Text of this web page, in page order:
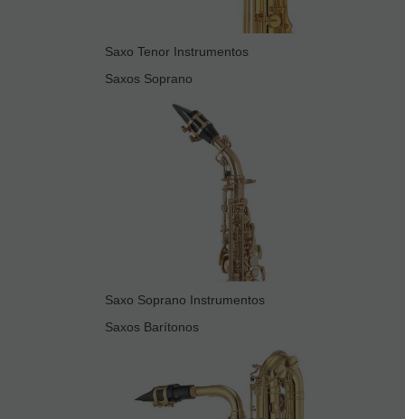
Saxo Tenor Instrumentos
Saxos Soprano
Saxo Soprano Instrumentos
Saxos Barítonos